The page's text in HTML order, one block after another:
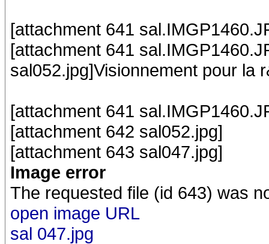
[attachment 641
[attachment 641
sal052.jpg]Visionnement pour la
[attachment 641
[attachment 642 sal052.jpg]
[attachment 643 sal047.jpg]
Image error
The requested file (id 643) was
open image URL
sal 047.jpg